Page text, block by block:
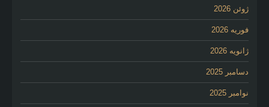
ژوئن 2026
فوریه 2026
ژانویه 2026
دسامبر 2025
نوامبر 2025